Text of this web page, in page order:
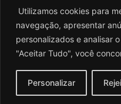
Utilizamos cookies para
navegação, apresentar
personalizados e analisar
"Aceitar Tudo", você
Personalizar